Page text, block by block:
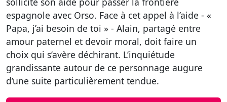
espagnole avec Orso. Face à cet appel à l’aide - «
Papa, j’ai besoin de toi » - Alain, partagé entre
amour paternel et devoir moral, doit faire un
choix qui s’avère déchirant. L’inquiétude
grandissante autour de ce personnage augure
d’une suite particulièrement tendue.